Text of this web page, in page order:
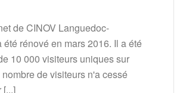
de CINOV Languedoc-
rénové en mars 2016. Il a été
10 000 visiteurs uniques sur
de visiteurs n'a cessé
[...]